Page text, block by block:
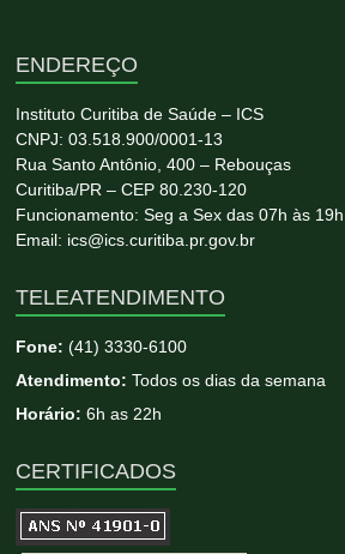
ENDEREÇO
Instituto Curitiba de Saúde – ICS
CNPJ: 03.518.900/0001-13
Rua Santo Antônio, 400 – Rebouças
Curitiba/PR – CEP 80.230-120
Funcionamento: Seg a Sex das 07h às 19h
Email: ics@ics.curitiba.pr.gov.br
TELEATENDIMENTO
Fone:(41) 3330-6100
Atendimento: Todos os dias da semana
Horário: 6h as 22h
CERTIFICADOS